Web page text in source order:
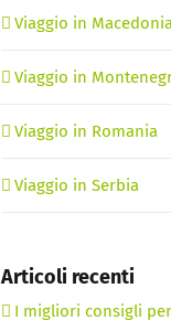
Viaggio in
Viaggio in
Viaggio in Romania
Viaggio in Serbia
Articoli recenti
I migliori consigli